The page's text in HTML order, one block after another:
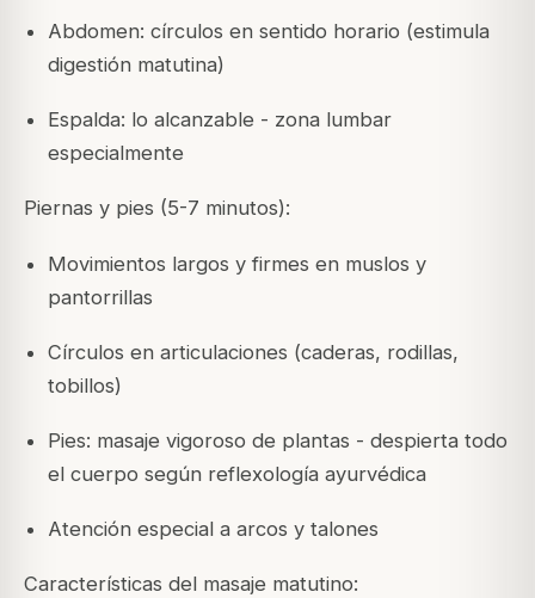
Abdomen: círculos en sentido horario (estimula
digestión matutina)
Espalda: lo alcanzable - zona lumbar
especialmente
Piernas y pies (5-7 minutos):
Movimientos largos y firmes en muslos y
pantorrillas
Círculos en articulaciones (caderas, rodillas,
tobillos)
Pies: masaje vigoroso de plantas - despierta todo
el cuerpo según reflexología ayurvédica
Atención especial a arcos y talones
Características del masaje matutino: